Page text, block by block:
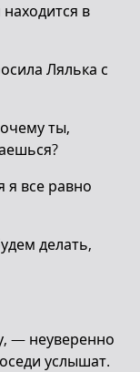
в
Лялька с
ты,
я все равно
делать,
— неуверенно
услышат.